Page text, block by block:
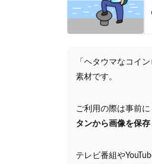
「ヘタウマなコイ
素材です。
ご利用の際は事前に
タンから画像を保存
テレビ番組や